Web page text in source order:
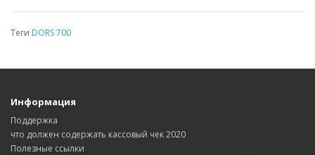
Теги DORS 700
Информация
Поддержка
что должен содержать кассовый чек 2020
Полезные ссылки